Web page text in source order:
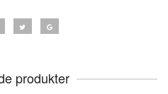
produkter